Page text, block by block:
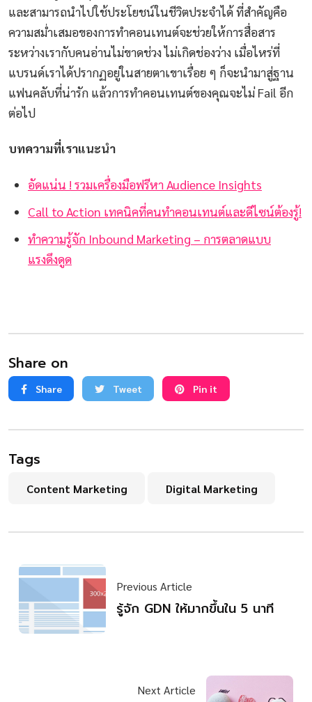
และสามารถนำไปใช้ประโยชน์ในชีวิตประจำได้ ที่สำคัญคือ
ความสม่ำเสมอของการทำคอนเทนต์จะช่วยให้การสื่อสาร
ระหว่างเรากับคนอ่านไม่ขาดช่วง ไม่เกิดช่องว่าง เมื่อไหร่ที่
แบรนด์เราได้ปรากฏอยู่ในสายตาเขาเรื่อย ๆ ก็จะนำมาสู่ฐาน
แฟนคลับที่น่ารัก แล้วการทำคอนเทนต์ของคุณจะไม่ Fail อีก
ต่อไป
บทความที่เราแนะนำ
อัดแน่น ! รวมเครื่องมือฟรีหา Audience Insights
Call to Action เทคนิคที่คนทำคอนเทนต์และดีไซน์ต้องรู้!
ทำความรู้จัก Inbound Marketing – การตลาดแบบ
แรงดึงดูด
Share on
Share Tweet Pin it
Tags
Content Marketing Digital Marketing
Previous Article
รู้จัก GDN ให้มากขึ้นใน 5 นาที
Next Article